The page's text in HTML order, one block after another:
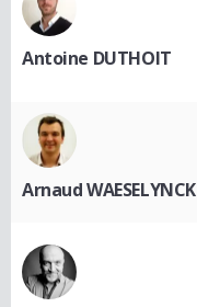
Antoine DUTHOIT
Arnaud WAESELYNCK